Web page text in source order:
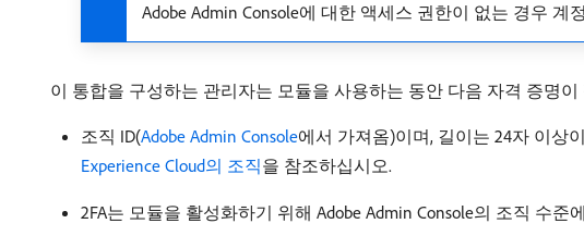
Adobe Admin Console에 대한 액세스 권한이 없는 경우
이 통합을 구성하는 관리자는 모듈을 사용하는 동안 다음 자격 증명이
조직 ID(Adobe Admin Console에서 가져옴)이며, 길이는 24자 이상
Experience Cloud의 조직을 참조하십시오.
2FA는 모듈을 활성화하기 위해 Adobe Admin Console의 조직 수준